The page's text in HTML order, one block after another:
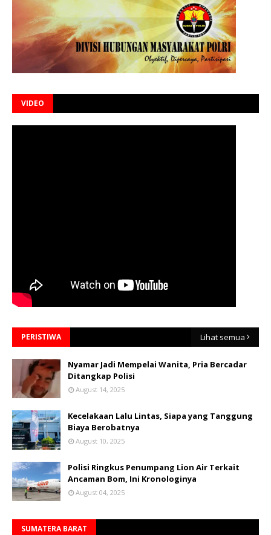
VIDEO
PERISTIWA Lihat semua
Nyamar Jadi Mempelai Wanita, Pria Bercadar
Ditangkap Polisi
August 14, 2025
Kecelakaan Lalu Lintas, Siapa yang Tanggung
Biaya Berobatnya
August 10, 2025
Polisi Ringkus Penumpang Lion Air Terkait
Ancaman Bom, Ini Kronologinya
August 04, 2025
SUMATERA BARAT